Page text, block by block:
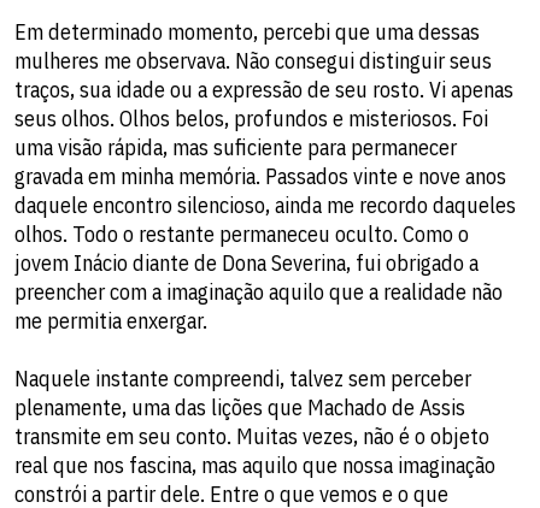
Em determinado momento, percebi que uma dessas
mulheres me observava. Não consegui distinguir seus
traços, sua idade ou a expressão de seu rosto. Vi apenas
seus olhos. Olhos belos, profundos e misteriosos. Foi
uma visão rápida, mas suficiente para permanecer
gravada em minha memória. Passados vinte e nove anos
daquele encontro silencioso, ainda me recordo daqueles
olhos. Todo o restante permaneceu oculto. Como o
jovem Inácio diante de Dona Severina, fui obrigado a
preencher com a imaginação aquilo que a realidade não
me permitia enxergar.
Naquele instante compreendi, talvez sem perceber
plenamente, uma das lições que Machado de Assis
transmite em seu conto. Muitas vezes, não é o objeto
real que nos fascina, mas aquilo que nossa imaginação
constrói a partir dele. Entre o que vemos e o que